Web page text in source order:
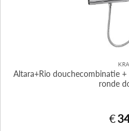
Altara+Rio douchecombinatie
ronde
€